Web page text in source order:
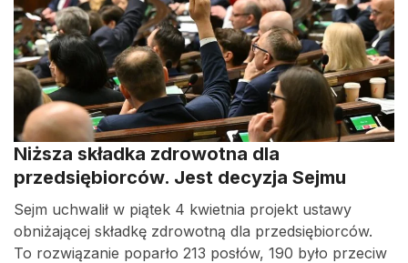
Niższa składka zdrowotna dla
przedsiębiorców. Jest decyzja Sejmu
Sejm uchwalił w piątek 4 kwietnia projekt ustawy
obniżającej składkę zdrowotną dla przedsiębiorców.
To rozwiązanie poparło 213 posłów, 190 było przeciw